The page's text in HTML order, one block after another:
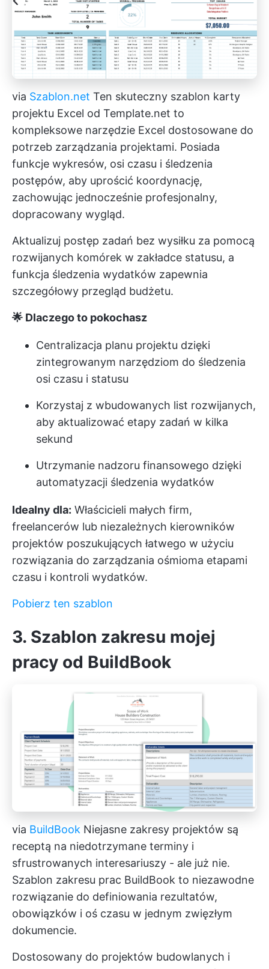
via Szablon.net Ten skuteczny szablon karty
projektu Excel od Template.net to
kompleksowe narzędzie Excel dostosowane do
potrzeb zarządzania projektami. Posiada
funkcje wykresów, osi czasu i śledzenia
postępów, aby uprościć koordynację,
zachowując jednocześnie profesjonalny,
dopracowany wygląd.
Aktualizuj postęp zadań bez wysiłku za pomocą
rozwijanych komórek w zakładce statusu, a
funkcja śledzenia wydatków zapewnia
szczegółowy przegląd budżetu.
🌟 Dlaczego to pokochasz
Centralizacja planu projektu dzięki
zintegrowanym narzędziom do śledzenia
osi czasu i statusu
Korzystaj z wbudowanych list rozwijanych,
aby aktualizować etapy zadań w kilka
sekund
Utrzymanie nadzoru finansowego dzięki
automatyzacji śledzenia wydatków
Idealny dla: Właścicieli małych firm,
freelancerów lub niezależnych kierowników
projektów poszukujących łatwego w użyciu
rozwiązania do zarządzania ośmioma etapami
czasu i kontroli wydatków.
Pobierz ten szablon
3. Szablon zakresu mojej
pracy od BuildBook
via BuildBook Niejasne zakresy projektów są
receptą na niedotrzymane terminy i
sfrustrowanych interesariuszy - ale już nie.
Szablon zakresu prac BuildBook to niezawodne
rozwiązanie do definiowania rezultatów,
obowiązków i oś czasu w jednym zwięzłym
dokumencie.
Dostosowany do projektów budowlanych i